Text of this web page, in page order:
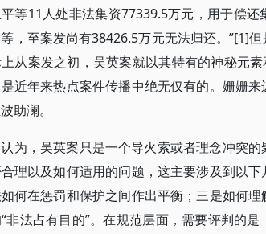
等11人处非法集资77339.5万元，用于偿
，至案发尚有38426.5万元无法归还。”[1]
从案发之初，吴英案就以其特有的神秘元
近年来热点案件传播中绝无仅有的。姗姗
助澜。
为，吴英案只是一个导火索或者理念冲突
理以及如何适用的问题，这主要涉及到以
何在惩罚和保护之间作出平衡；三是如何
非法占有目的”。在规范层面，需要评判的